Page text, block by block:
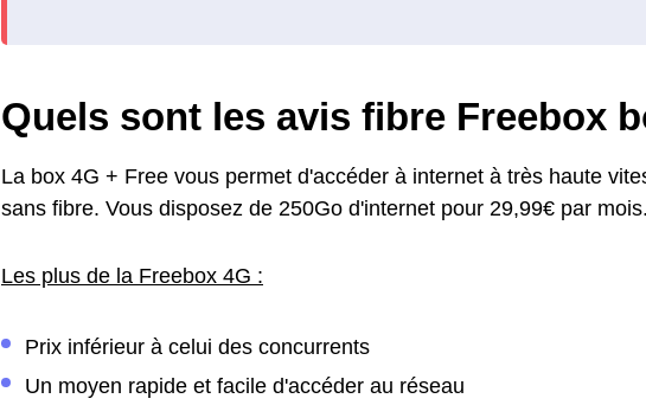
Quels sont les avis fibre Freebox
La box 4G + Free vous permet d'accéder à internet à très haute
sans fibre. Vous disposez de 250Go d'internet pour 29,99€ par
Les plus de la Freebox 4G :
Prix inférieur à celui des concurrents
Un moyen rapide et facile d'accéder au réseau